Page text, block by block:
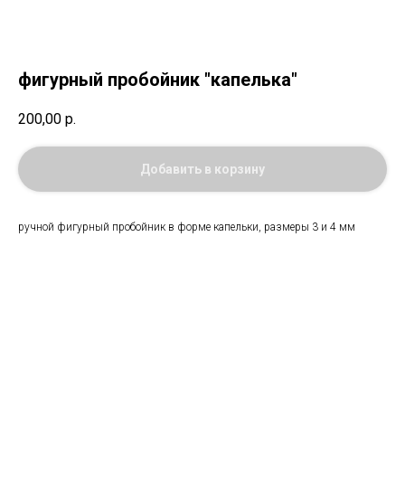
фигурный пробойник "капелька"
200,00 р.
Добавить в корзину
ручной фигурный пробойник в форме капельки, размеры 3 и 4 мм